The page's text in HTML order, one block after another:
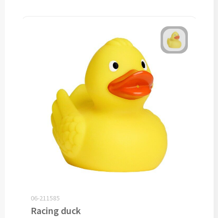
Koffersloten bedrukken
Bagageweegschalen bedrukken
Reissetjes bedrukken
Reisstekkers & Reisladers bedrukken
Nekkussentjes & Zitkussens bedrukken
Paspoorthouders bedrukken
06-211585
Racing duck